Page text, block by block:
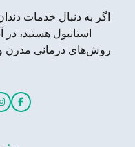
اگر به دنبال خدمات
استانبول هستید،
روش‌های درمانی مدرن و